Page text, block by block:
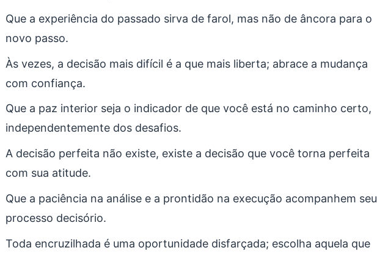
Que a experiência do passado sirva de farol, mas não de âncora para o
novo passo.
Às vezes, a decisão mais difícil é a que mais liberta; abrace a mudança
com confiança.
Que a paz interior seja o indicador de que você está no caminho certo,
independentemente dos desafios.
A decisão perfeita não existe, existe a decisão que você torna perfeita
com sua atitude.
Que a paciência na análise e a prontidão na execução acompanhem seu
processo decisório.
Toda encruzilhada é uma oportunidade disfarçada; escolha aquela que